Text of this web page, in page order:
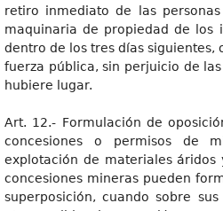
retiro inmediato de las
maquinaria de propiedad de los
dentro de los tres días siguientes,
fuerza pública, sin perjuicio de
hubiere lugar.
Art. 12.- Formulación de
concesiones o permisos de
explotación de materiales áridos
concesiones mineras pueden
superposición, cuando sobre